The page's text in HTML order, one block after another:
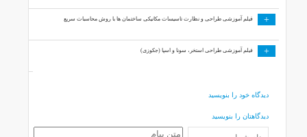
+ فیلم آموزشی طراحی و نظارت تاسیسات مکانیکی ساختمان ها با روش محاسبات سریع
+ فیلم آموزشی طراحی استخر، سونا و اسپا (جکوزی)
دیدگاه خود را بنویسید
دیدگاهتان را بنویسید